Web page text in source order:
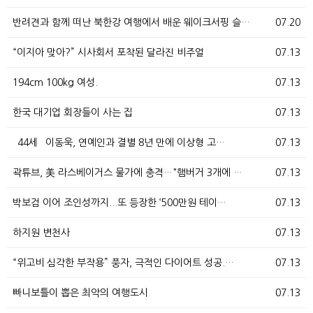
07.20
반려견과 함께 떠난 북한강 여행에서 배운 웨이크서핑 슬…
07.13
“이지아 맞아?” 시사회서 포착된 달라진 비주얼
07.13
194cm 100kg 여성.
07.13
한국 대기업 회장들이 사는 집
07.13
`44세` 이동욱, 연예인과 결별 8년 만에 이상형 고…
07.13
곽튜브, 美 라스베이거스 물가에 충격…"햄버거 3개에 …
07.13
박보검 이어 조인성까지...또 등장한 ‘500만원 테이…
07.13
하지원 변천사
07.13
“위고비 심각한 부작용” 풍자, 극적인 다이어트 성공.…
07.13
빠니보틀이 뽑은 최악의 여행도시